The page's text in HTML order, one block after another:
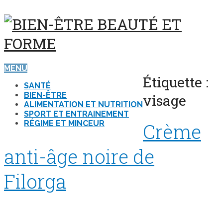
MENU
SANTÉ
BIEN-ÊTRE
ALIMENTATION ET NUTRITION
SPORT ET ENTRAINEMENT
RÉGIME ET MINCEUR
Étiquette :
visage
Crème
anti-âge noire de
Filorga